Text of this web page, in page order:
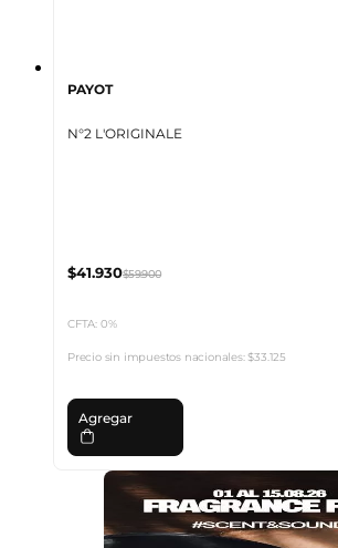
PAYOT
N°2 L'ORIGINALE
$41.930$59.900
CFTA: 0%
Precio sin impuestos nacionales:$33.125
Agregar